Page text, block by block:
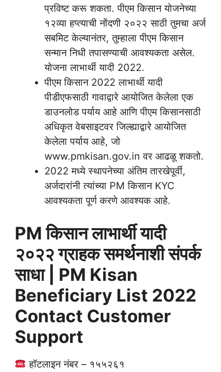
प्रविष्ट करू शकता. पीएम किसान योजनेच्या
१२व्या हप्त्याची नोंदणी २०२२ साठी तुमचा अर्ज
सबमिट केल्यानंतर, तुम्हाला पीएम किसान
सन्मान निधी तपासण्याची आवश्यकता असेल.
योजना लाभार्थी यादी 2022.
पीएम किसान 2022 लाभार्थी यादी
पीडीएफसाठी गावाद्वारे आयोजित केलेला एक
डाउनलोड पर्याय आहे आणि पीएम किसानसाठी
अधिकृत वेबसाइटवर जिल्ह्याद्वारे आयोजित
केलेला पर्याय आहे, जो
www.pmkisan.gov.in वर आढळू शकतो.
2022 मध्ये स्थापनेच्या अंतिम तारखेपूर्वी,
अर्जदारांनी त्यांच्या PM किसान KYC
आवश्यकता पूर्ण करणे आवश्यक आहे.
PM किसान लाभार्थी यादी
२०२२ ग्राहक समर्थनाशी संपर्क
साधा | PM Kisan
Beneficiary List 2022
Contact Customer
Support
हॉटलाइन नंबर – १५५२६१